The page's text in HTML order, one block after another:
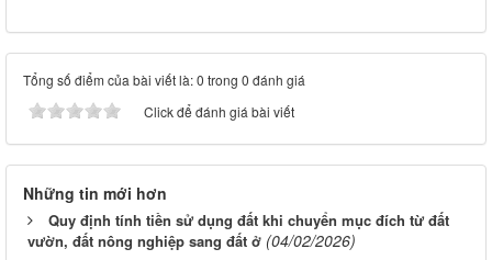
Tổng số điểm của bài viết là: 0 trong 0 đánh giá
Click để đánh giá bài viết
Những tin mới hơn
Quy định tính tiền sử dụng đất khi chuyển mục đích từ đất
vườn, đất nông nghiệp sang đất ở (04/02/2026)